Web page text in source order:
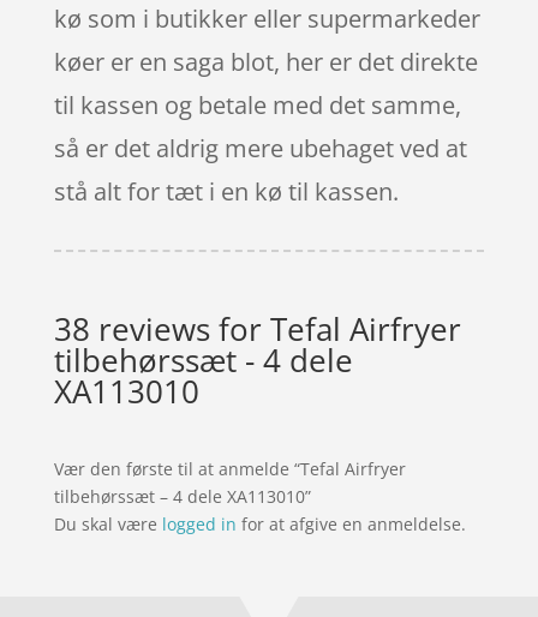
kø som i butikker eller supermarkeder
køer er en saga blot, her er det direkte
til kassen og betale med det samme,
så er det aldrig mere ubehaget ved at
stå alt for tæt i en kø til kassen.
38 reviews forTefal Airfryer
tilbehørssæt - 4 dele
XA113010
Vær den første til at anmelde “Tefal Airfryer
tilbehørssæt – 4 dele XA113010”
Du skal være logged in for at afgive en anmeldelse.